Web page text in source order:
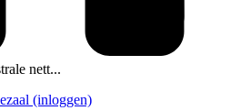
nett...
(inloggen)